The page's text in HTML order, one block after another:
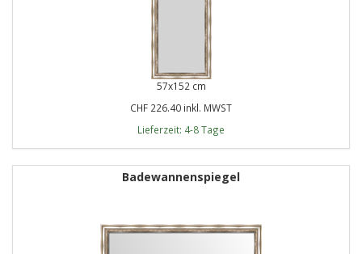
57x152 cm
CHF 226.40 inkl. MWST
Lieferzeit: 4-8 Tage
Badewannenspiegel